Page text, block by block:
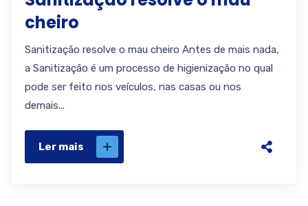
cheiro
Sanitização resolve o mau cheiro Antes de mais nada,
a Sanitização é um processo de higienização no qual
pode ser feito nos veículos, nas casas ou nos
demais...
Ler mais